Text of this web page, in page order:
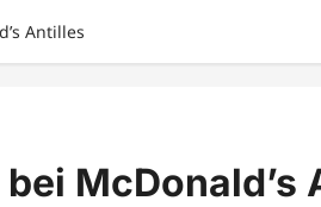
Antilles
McDonald’s